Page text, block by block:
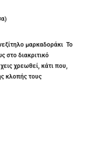
μαρκαδοράκι Το
στο διακριτικό
χρεωθεί, κάτι που,
κλοπής τους